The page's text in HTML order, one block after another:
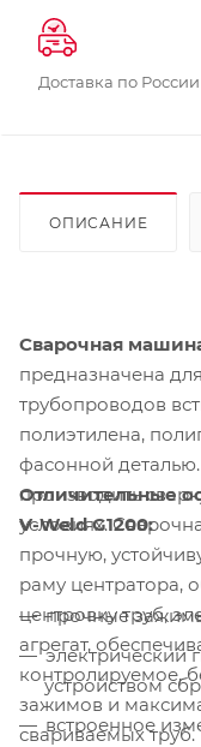
Доставка по России
ОПИСАНИЕ
Сварочная
предназначена
трубопроводов
полиэтилена, полипропилена, а также трубы с
фасонной
производить
условиях.
прочную,
раму центратора,
центровку труб,
агрегат,
контролируемое,
зажимов и
свариваемых труб.
Отличительные
V-Weld G1200:
прочные
электрический
устройством
встроенное